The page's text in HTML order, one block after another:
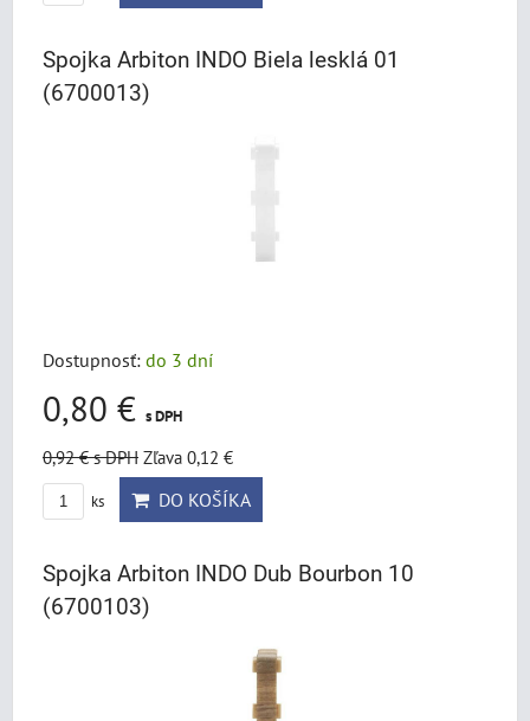
Spojka Arbiton INDO Biela lesklá 01
(6700013)
Dostupnosť: do 3 dní
0,80 € s DPH
0,92 €s DPH Zľava 0,12 €
ks DO KOŠÍKA
Spojka Arbiton INDO Dub Bourbon 10
(6700103)